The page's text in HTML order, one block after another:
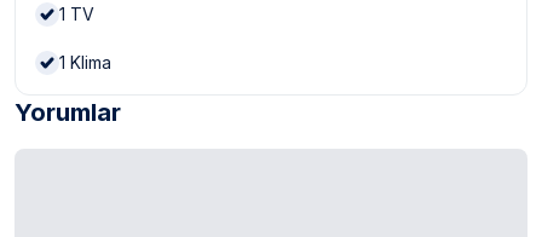
1 TV
1 Klima
Yorumlar